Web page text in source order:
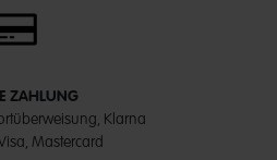
ZAHLUNG
Klarna
Mastercard